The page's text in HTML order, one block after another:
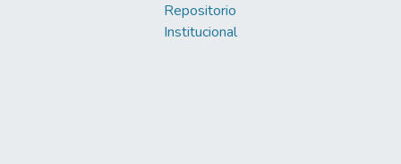
Repositorio
Institucional